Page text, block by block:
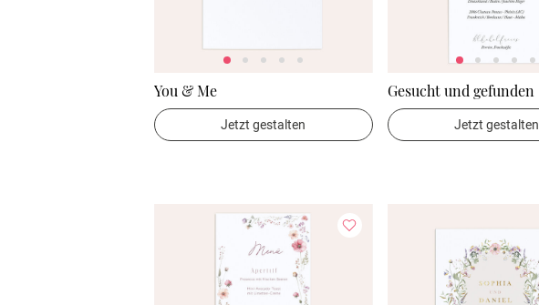
You & Me
Jetzt gestalten
Gesucht und gefunden
Jetzt gestalten